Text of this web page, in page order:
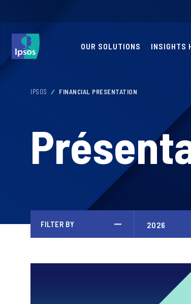
OUR SOLUTIONS INSIGHTS
IPSOS FINANCIAL PRESENTATION
FILTER BY